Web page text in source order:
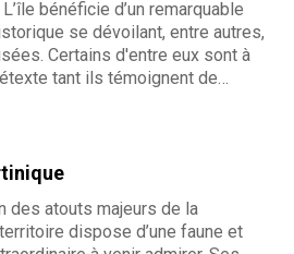
bénéficie d’un remarquable
se dévoilant, entre autres,
Certains d'entre eux sont à
tant ils témoignent de
de l’archipel.
des atouts majeurs de la
dispose d’une faune et